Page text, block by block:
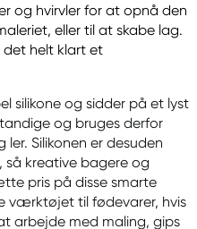
og hvirvler for at opnå den
eller til at skabe lag.
det helt klart et
silikone og sidder på et lyst
og bruges derfor
Silikonen er desuden
kreative bagere og
pris på disse smarte
værktøjet til fødevarer, hvis
arbejde med maling, gips